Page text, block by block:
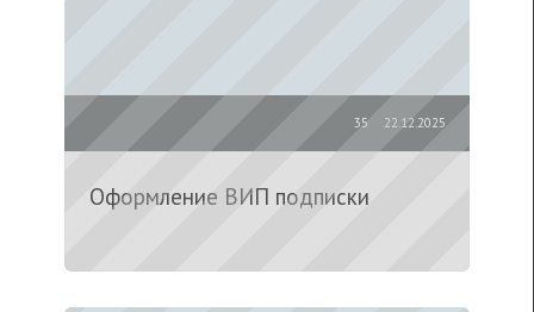
22.12.2025
35
Оформление ВИП подписки